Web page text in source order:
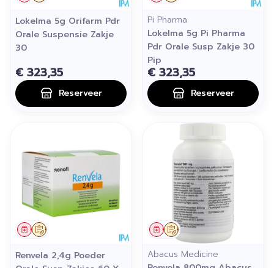
Lokelma 5g Orifarm Pdr
Orale Suspensie Zakje
30
€ 323,35
Reserveer
Pi Pharma
Lokelma 5g Pi Pharma
Pdr Orale Susp Zakje 30
Pip
€ 323,35
Reserveer
Op voorschrift
Geneesmiddel
Renvela 2,4g Poeder
Op voorschrift
Geneesmiddel
Abacus Medicine